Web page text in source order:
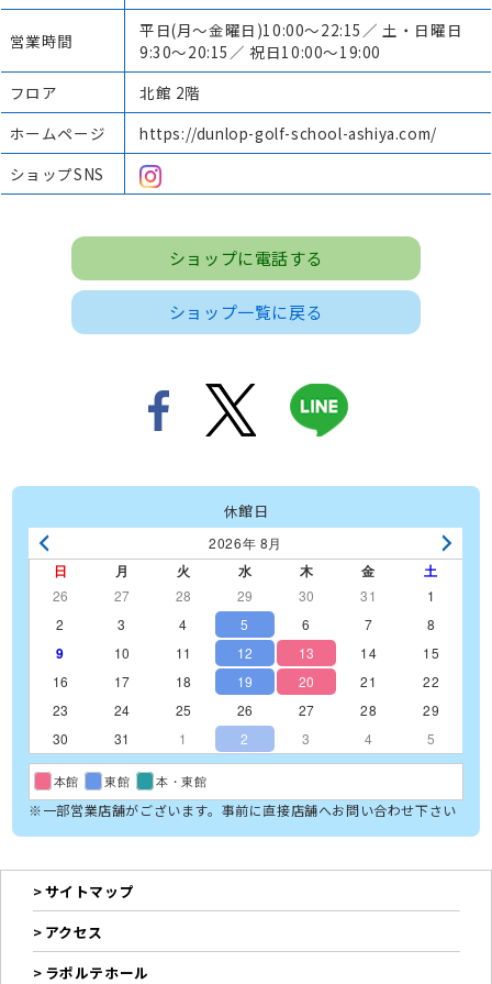
営業時間
平日(月～金曜日)10:00～22:15／ 土・日曜日
9:30～20:15／ 祝日10:00～19:00
フロア
北館 2階
ホームページ
https://dunlop-golf-school-ashiya.com/
ショップSNS
ショップに電話する
ショップ一覧に戻る
休館日
2026年 8月
日 月 火 水 木 金 土
26 27 28 29 30 31
1
2
3 4 5 6 7 8
9 10 11 12 13 14
15
16
17 18 19 20 21
22
23
24 25 26 27 28
29
30
31 1 2 3 4 5
本館 東館 本・東館
※一部営業店舗がございます。事前に直接店舗へお問い合わせ下さい
サイトマップ
アクセス
ラポルテホール